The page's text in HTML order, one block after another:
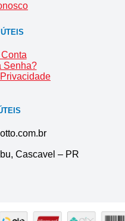
Senha?
Cascavel – PR